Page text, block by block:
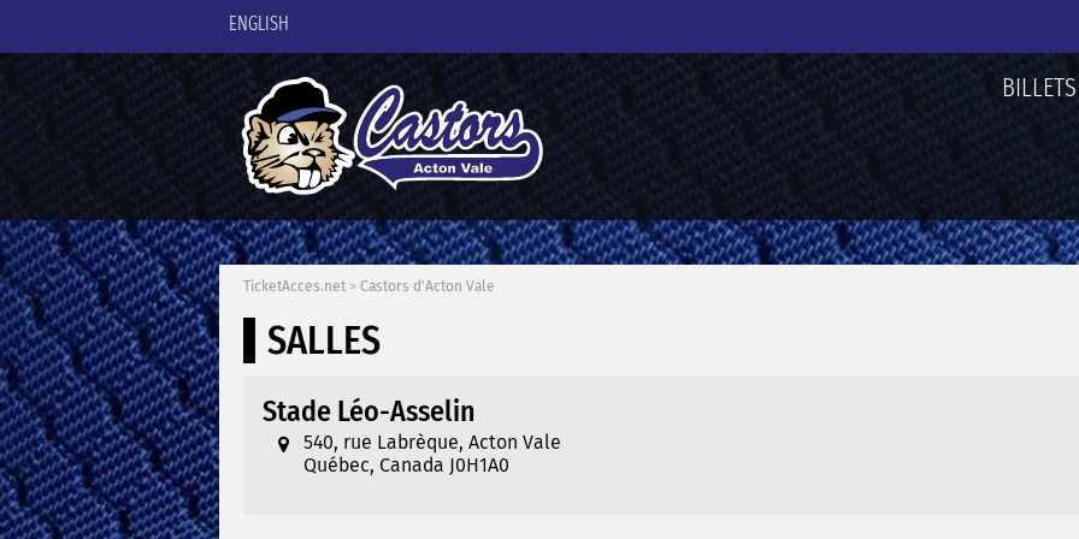
ENGLISH
BILLETS
TicketAcces.net > Castors d'Acton Vale
SALLES
Stade Léo-Asselin
540, rue Labrèque, Acton Vale
Québec, Canada J0H1A0